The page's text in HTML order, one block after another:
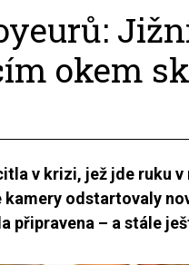
okem
v krizi, jež jde ruku
odstartovaly
připravena – a stále